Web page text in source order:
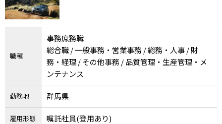
職種
事務庶務職
総合職 / 一般事務・営業事務 / 総務・人事 / 財
務・経理 / その他事務 / 品質管理・生産管理・メ
ンテナンス
勤務地 群馬県
雇用形態 嘱託社員(登用あり)